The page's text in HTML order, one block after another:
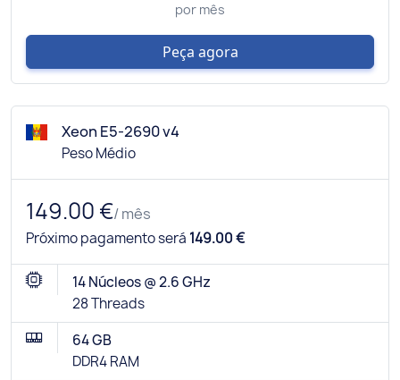
por mês
Peça agora
Xeon E5-2690 v4
Peso Médio
149.00 €/ mês
Próximo pagamento será 149.00 €
14 Núcleos @ 2.6 GHz
28 Threads
64 GB
DDR4 RAM